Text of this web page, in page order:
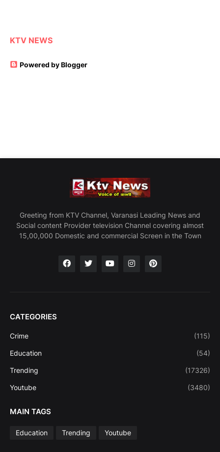
KTV NEWS
Powered by Blogger
Greeting from KTV Channel, Varanasi Leading News and
Social content Provider television Channel covering almost
15,00,000 Domestic and commercial Screen in the Town
CATEGORIES
Crime (115)
Education (54)
Trending (17326)
Youtube (3480)
MAIN TAGS
Education Trending Youtube